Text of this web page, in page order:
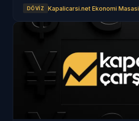
DÖVIZ Kapalicarsi.net Ekonomi Masasi